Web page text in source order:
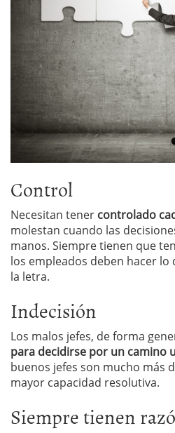
Control
Necesitan tener controlado
molestan cuando las
manos. Siempre tienen que
los empleados deben hacer lo
la letra.
Indecisión
Los malos jefes, de forma
para decidirse por un camino
buenos jefes son mucho más
mayor capacidad resolutiva.
Siempre tienen